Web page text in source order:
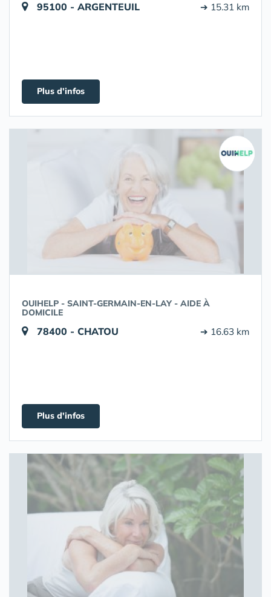
95100 - ARGENTEUIL ➔ 15.31 km
Plus d'infos
OUIHELP - SAINT-GERMAIN-EN-LAY - AIDE À
DOMICILE
78400 - CHATOU ➔ 16.63 km
Plus d'infos